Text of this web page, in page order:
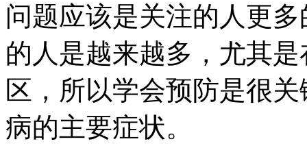
问题应该是关注的人更
的人是越来越多，尤其
区，所以学会预防是很
病的主要症状。